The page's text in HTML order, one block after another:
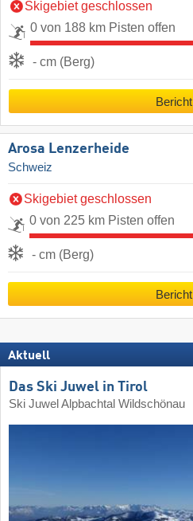
Skigebiet geschlossen
0 von 188 km Pisten offen
- cm (Berg)
Bericht
Arosa Lenzerheide
Schweiz
Skigebiet geschlossen
0 von 225 km Pisten offen
- cm (Berg)
Bericht
Aktuell
Das Ski Juwel in Tirol
Ski Juwel Alpbachtal Wildschönau